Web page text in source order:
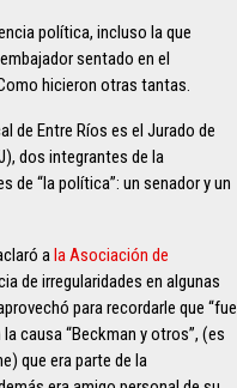
política, incluso la que
sentado en el
hicieron otras tantas.
de Entre Ríos es el Jurado de
dos integrantes de la
de “la política”: un senador y un
a la Asociación de
de irregularidades en algunas
para recordarle que “fue
causa “Beckman y otros”, (es
que era parte de la